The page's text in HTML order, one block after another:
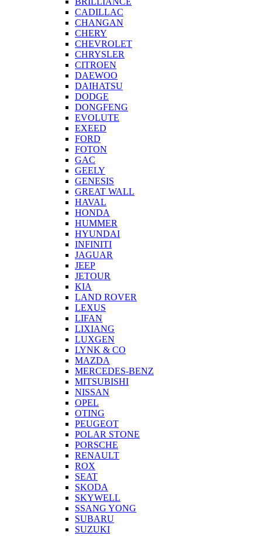
CADILLAC
CHANGAN
CHERY
CHEVROLET
CHRYSLER
CITROEN
DAEWOO
DAIHATSU
DODGE
DONGFENG
EVOLUTE
EXEED
FORD
FOTON
GAC
GEELY
GENESIS
GREAT WALL
HAVAL
HONDA
HUMMER
HYUNDAI
INFINITI
JAGUAR
JEEP
JETOUR
KIA
LAND ROVER
LEXUS
LIFAN
LIXIANG
LUXGEN
LYNK & CO
MAZDA
MERCEDES-BENZ
MITSUBISHI
NISSAN
OPEL
OTING
PEUGEOT
POLAR STONE
PORSCHE
RENAULT
ROX
SEAT
SKODA
SKYWELL
SSANG YONG
SUBARU
SUZUKI